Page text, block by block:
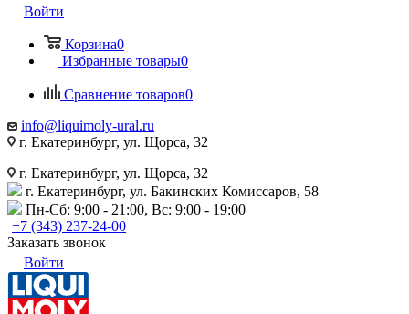
Войти
Корзина0
Избранные товары0
Сравнение товаров0
info@liquimoly-ural.ru
г. Екатеринбург, ул. Щорса, 32
г. Екатеринбург, ул. Щорса, 32
г. Екатеринбург, ул. Бакинских Комиссаров, 58
Пн-Сб: 9:00 - 21:00, Вс: 9:00 - 19:00
+7 (343) 237-24-00
Заказать звонок
Войти